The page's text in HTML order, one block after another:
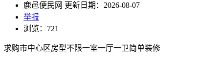
鹿邑便民网 更新日期：2026-08-07
举报
浏览：721
求购市中心区房型不限一室一厅一卫简单装修